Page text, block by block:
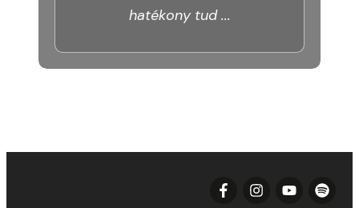
hatékony tud...